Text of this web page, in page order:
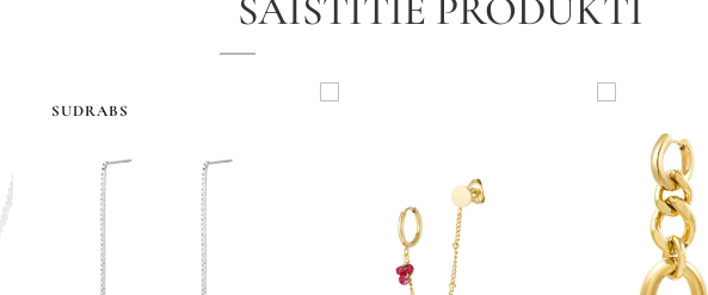
☑️ Visas preces, kas
apstiprināšanas.
☑️ Stila kastes tiek
tāpēc piegādes laiks ir
izvēlēto apģērbu
Kad pasūtījums būs
pirkuma gaitu. Ja
SAISTĪTIE PRODUKTI
SUDRABS